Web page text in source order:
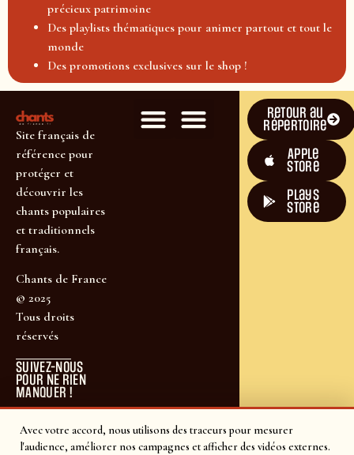
Avec votre accord, nous utilisons des traceurs pour mesurer
l'audience, améliorer nos campagnes et afficher des vidéos externes.
précieux patrimoine
Des playlists thématiques pour animer partout et tout le
monde
Des promotions exclusives sur le shop !
Site français de
référence pour
protéger et
découvrir les
chants populaires
et traditionnels
français.
Chants de France
© 2025
Tous droits
réservés
SUIVEZ-NOUS
POUR NE RIEN
MANQUER !
Retour au
répertoire
Apple
Store
plays
store